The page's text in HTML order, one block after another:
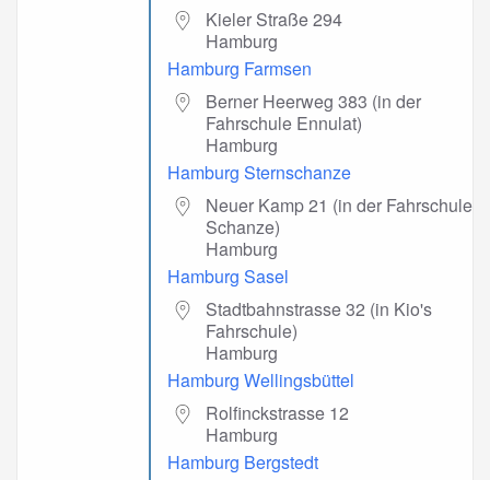
Kieler Straße 294
Hamburg
Hamburg Farmsen
Berner Heerweg 383 (in der
Fahrschule Ennulat)
Hamburg
Hamburg Sternschanze
Neuer Kamp 21 (in der Fahrschule
Schanze)
Hamburg
Hamburg Sasel
Stadtbahnstrasse 32 (in Kio's
Fahrschule)
Hamburg
Hamburg Wellingsbüttel
Rolfinckstrasse 12
Hamburg
Hamburg Bergstedt